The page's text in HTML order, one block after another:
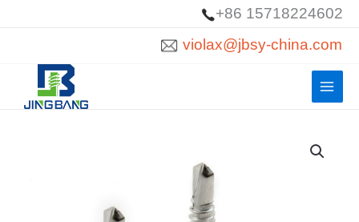
+86 15718224602
violax@jbsy-china.com